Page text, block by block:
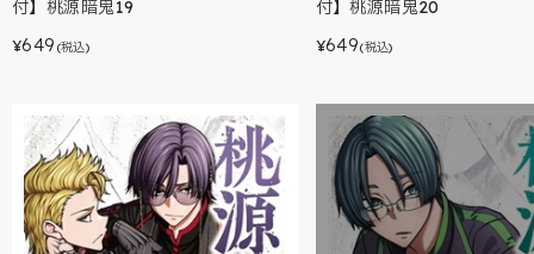
付】桃源暗鬼19
¥649 (税込)
付】桃源暗鬼20
¥649(税込)